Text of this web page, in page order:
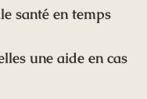
santé en temps
une aide en cas